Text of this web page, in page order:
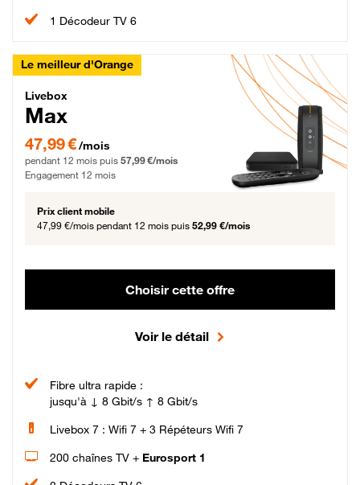
1 Décodeur TV 6
Le meilleur d'Orange
Livebox Max Fibre
Livebox
Max
47,99 € par mois pendant 12 mois puis 57,99 € par mois, Engagement 12 mois
47,99 €/mois
pendant 12 mois puis 57,99 €/mois
Engagement 12 mois
Prix client mobile
47,99 €/mois pendant 12 mois puis 52,99 €/mois
Choisir cette offre
Voir le détail
Fibre ultra rapide :
jusqu'à ↓ 8 Gbit/s ↑ 8 Gbit/s
Livebox 7 : Wifi 7 + 3 Répéteurs Wifi 7
200 chaînes TV + Eurosport 1